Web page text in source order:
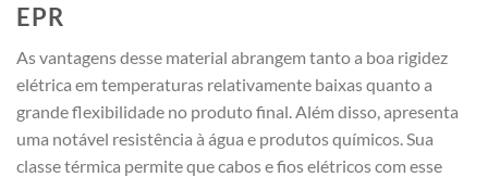
EPR
As vantagens desse material abrangem tanto a boa rigidez
elétrica em temperaturas relativamente baixas quanto a
grande flexibilidade no produto final. Além disso, apresenta
uma notável resistência à água e produtos químicos. Sua
classe térmica permite que cabos e fios elétricos com esse